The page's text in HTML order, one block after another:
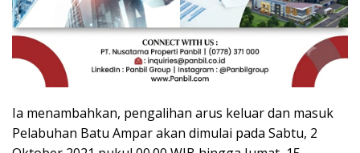
Ia menambahkan, pengalihan arus keluar dan masuk
Pelabuhan Batu Ampar akan dimulai pada Sabtu, 2